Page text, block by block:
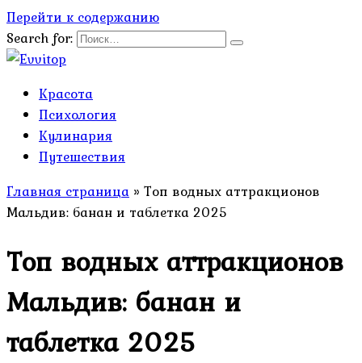
Перейти к содержанию
Search for:
Красота
Психология
Кулинария
Путешествия
Главная страница » Топ водных аттракционов
Мальдив: банан и таблетка 2025
Топ водных аттракционов
Мальдив: банан и
таблетка 2025